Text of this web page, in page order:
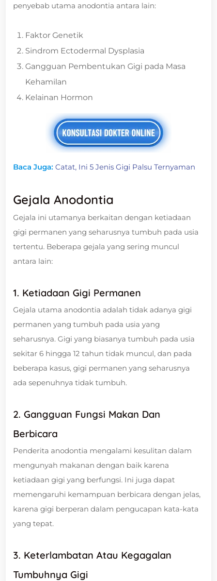
penyebab utama anodontia antara lain:
Faktor Genetik
Sindrom Ectodermal Dysplasia
Gangguan Pembentukan Gigi pada Masa
Kehamilan
Kelainan Hormon
Baca Juga: Catat, Ini 5 Jenis Gigi Palsu Ternyaman
Gejala Anodontia
Gejala ini utamanya berkaitan dengan ketiadaan
gigi permanen yang seharusnya tumbuh pada usia
tertentu. Beberapa gejala yang sering muncul
antara lain:
1. Ketiadaan Gigi Permanen
Gejala utama anodontia adalah tidak adanya gigi
permanen yang tumbuh pada usia yang
seharusnya. Gigi yang biasanya tumbuh pada usia
sekitar 6 hingga 12 tahun tidak muncul, dan pada
beberapa kasus, gigi permanen yang seharusnya
ada sepenuhnya tidak tumbuh.
2. Gangguan Fungsi Makan Dan
Berbicara
Penderita anodontia mengalami kesulitan dalam
mengunyah makanan dengan baik karena
ketiadaan gigi yang berfungsi. Ini juga dapat
memengaruhi kemampuan berbicara dengan jelas,
karena gigi berperan dalam pengucapan kata-kata
yang tepat.
3. Keterlambatan Atau Kegagalan
Tumbuhnya Gigi